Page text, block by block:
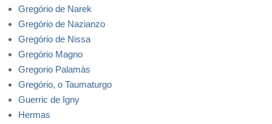
Gregório de Narek
Gregório de Nazianzo
Gregório de Nissa
Gregório Magno
Gregorio Palamàs
Gregório, o Taumaturgo
Guerric de Igny
Hermas